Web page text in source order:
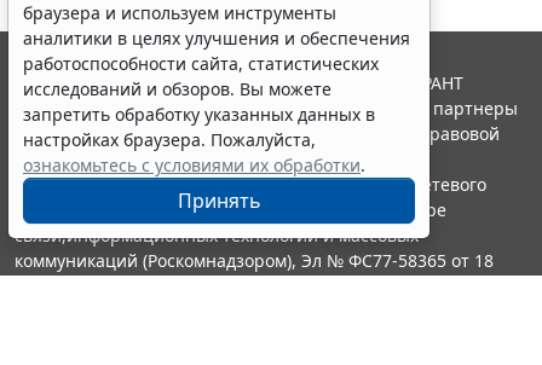
браузера и используем инструменты
аналитики в целях улучшения и обеспечения
работоспособности сайта, статистических
исследований и обзоров. Вы можете
запретить обработку указанных данных в
настройках браузера. Пожалуйста,
ознакомьтесь с условиями их обработки.
Принять
© ООО "НПП "ГАРАНТ-СЕРВИС", 2026. Система ГАРАНТ
выпускается с 1990 года. Компания "Гарант" и ее партнеры
являются участниками Российской ассоциации правовой
информации ГАРАНТ.
Портал ГАРАНТ.РУ зарегистрирован в качестве сетевого
издания Федеральной службой по надзору в сфере
связи,информационных технологий и массовых
коммуникаций (Роскомнадзором), Эл № ФС77-58365 от 18